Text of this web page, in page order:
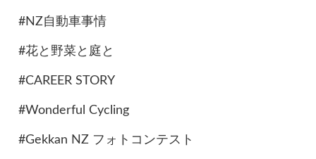
#NZ自動車事情
#花と野菜と庭と
#CAREER STORY
#Wonderful Cycling
#Gekkan NZ フォトコンテスト